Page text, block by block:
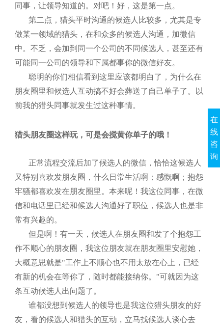
同事，让领导知道的。对吧！好，这是第一点。
第二点，猎头平时沟通的候选人比较多，尤其是专
做某一领域的猎头，在和众多的候选人沟通，加微信
中。不乏，会加到同一个公司的不同候选人，甚至还有
可能同一公司的领导和下属都事你的微信好友。
聪明的你们相信看到这里应该都明白了，为什么在
朋友圈里和候选人互动搞不好会葬送了自己单子了。以
前我的猎头同事就发生过这种事情。
猎头朋友圈这样玩，可是会搅黄你单子的哦！
正常流程交流后加了候选人的微信，恰恰这候选人
又特别喜欢发朋友圈，什么日常生活啊；感慨啊；抱怨
牢骚都喜欢发在朋友圈里。本来呢！我这位同事，在微
信和电话里已经和候选人沟通好了职位，候选人也是非
常有兴趣的。
但是啊！有一天，候选人在朋友圈和发了个抱怨工
作不顺心的朋友圈，我这位朋友就在朋友圈里安慰她，
大概意思就是"工作上不顺心也不用太放在心上，已经
有新的机会在等你了，随时都能接纳你。"可就因为这
条互动候选人出问题了。
谁都没想到候选人的领导也是我这位猎头朋友的好
友，看的候选人和猎头的互动，立马找候选人谈心去
在
线
咨
询